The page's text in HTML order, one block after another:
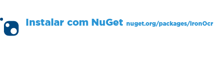
Instalar com NuGet nuget.org/packages/IronOcr